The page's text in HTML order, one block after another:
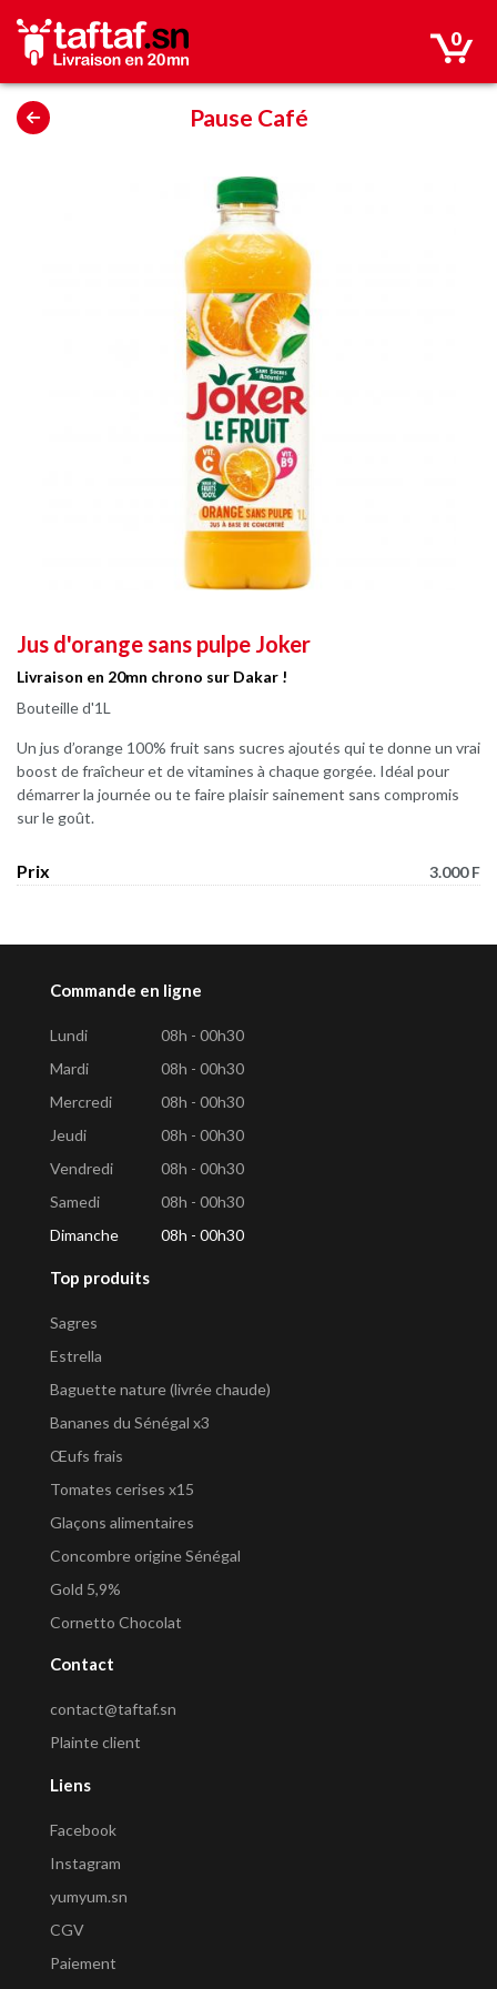
0
Pause Café
Jus d'orange sans pulpe Joker
Livraison en 20mn chrono sur Dakar !
Bouteille d'1L
Un jus d’orange 100% fruit sans sucres ajoutés qui te donne un vrai
boost de fraîcheur et de vitamines à chaque gorgée. Idéal pour
démarrer la journée ou te faire plaisir sainement sans compromis
sur le goût.
Prix 3.000 F
Commande en ligne
Lundi
08h - 00h30
Mardi
08h - 00h30
Mercredi
08h - 00h30
Jeudi
08h - 00h30
Vendredi
08h - 00h30
Samedi
08h - 00h30
Dimanche
08h - 00h30
Top produits
Sagres
Estrella
Baguette nature (livrée chaude)
Bananes du Sénégal x3
Œufs frais
Tomates cerises x15
Glaçons alimentaires
Concombre origine Sénégal
Gold 5,9%
Cornetto Chocolat
Contact
contact@taftaf.sn
Plainte client
Liens
Facebook
Instagram
yumyum.sn
CGV
Paiement